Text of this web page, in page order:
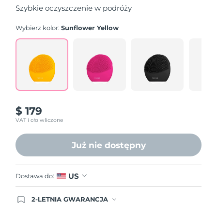
5
stars,
rating
Read
Reviews.
Same
page
Szybkie oczyszczenie w podróży
Wybierz kolor:Sunflower Yellow
$ 179
VAT i cło wliczone
Już nie dostępny
Dostawa do: US
2-LETNIA GWARANCJA